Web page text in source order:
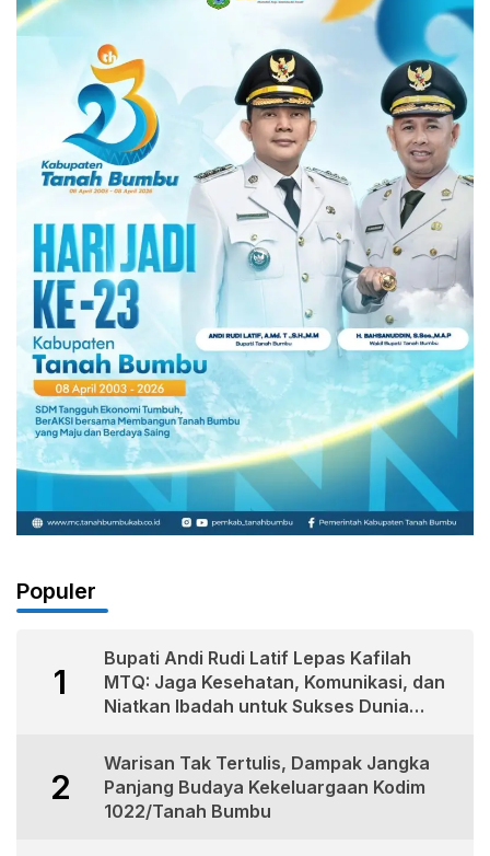
Populer
1
Bupati Andi Rudi Latif Lepas Kafilah
MTQ: Jaga Kesehatan, Komunikasi, dan
Niatkan Ibadah untuk Sukses Dunia
2
Warisan Tak Tertulis, Dampak Jangka
Panjang Budaya Kekeluargaan Kodim
1022/Tanah Bumbu